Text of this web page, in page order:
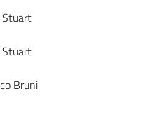
Stuart
Stuart
Bruni